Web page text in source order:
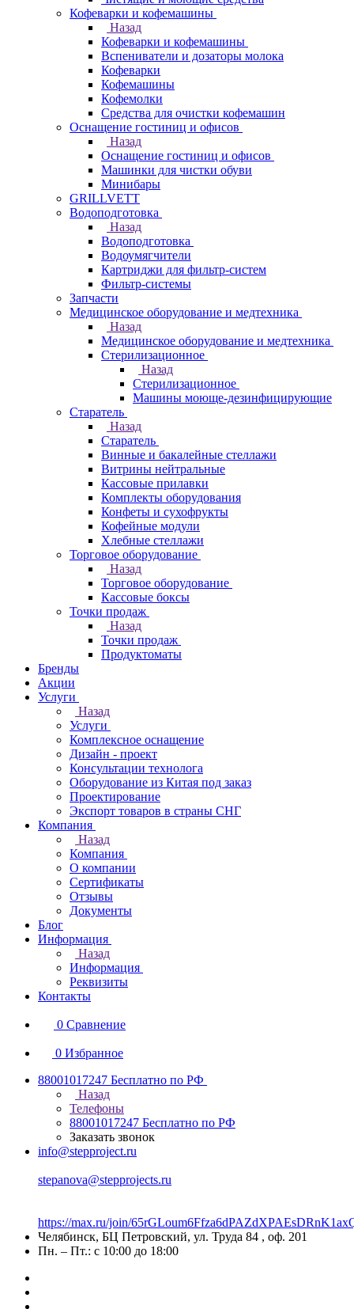
Кофеварки и кофемашины
Назад
Кофеварки и кофемашины
Вспениватели и дозаторы молока
Кофеварки
Кофемашины
Кофемолки
Средства для очистки кофемашин
Оснащение гостиниц и офисов
Назад
Оснащение гостиниц и офисов
Машинки для чистки обуви
Минибары
GRILLVETT
Водоподготовка
Назад
Водоподготовка
Водоумягчители
Картриджи для фильтр-систем
Фильтр-системы
Запчасти
Медицинское оборудование и медтехника
Назад
Медицинское оборудование и медтехника
Стерилизационное
Назад
Стерилизационное
Машины моюще-дезинфицирующие
Старатель
Назад
Старатель
Винные и бакалейные стеллажи
Витрины нейтральные
Кассовые прилавки
Комплекты оборудования
Конфеты и сухофрукты
Кофейные модули
Хлебные стеллажи
Торговое оборудование
Назад
Торговое оборудование
Кассовые боксы
Точки продаж
Назад
Точки продаж
Продуктоматы
Бренды
Акции
Услуги
Назад
Услуги
Комплексное оснащение
Дизайн - проект
Консультации технолога
Оборудование из Китая под заказ
Проектирование
Экспорт товаров в страны СНГ
Компания
Назад
Компания
О компании
Сертификаты
Отзывы
Документы
Блог
Информация
Назад
Информация
Реквизиты
Контакты
0 Сравнение
0 Избранное
88001017247 Бесплатно по РФ
Назад
Телефоны
88001017247 Бесплатно по РФ
Заказать звонок
info@stepproject.ru
stepanova@stepprojects.ru
https://max.ru/join/
Челябинск, БЦ Петровский, ул. Труда 84 , оф. 201
Пн. – Пт.: с 10:00 до 18:00